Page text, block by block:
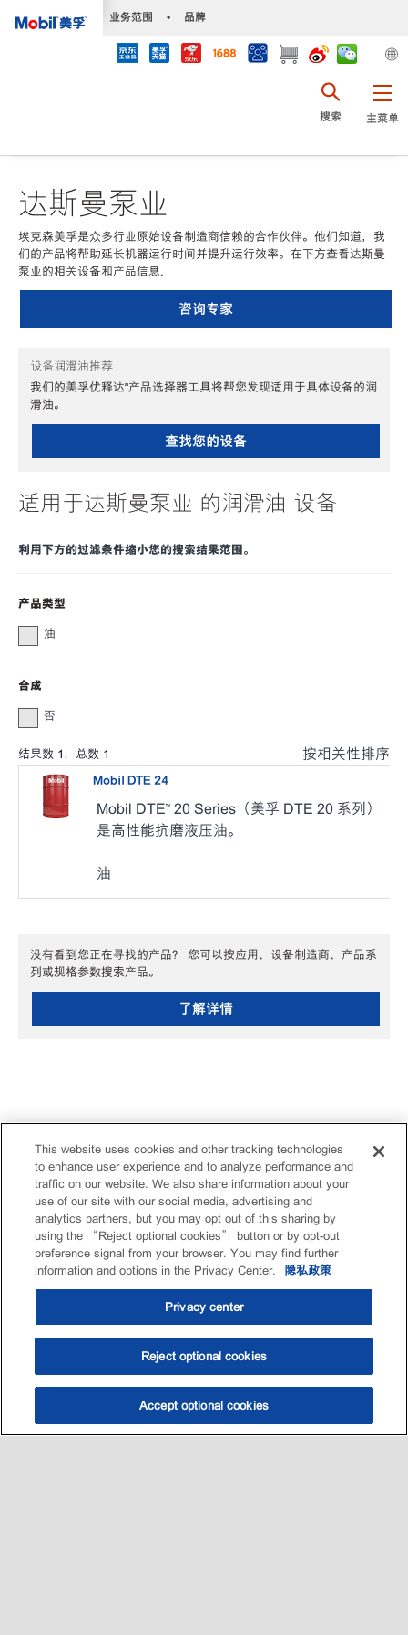
业务范围 • 品牌
主菜单
搜索
选油助手 查找门店
达斯曼泵业
埃克森美孚是众多行业原始设备制造商信赖的合作伙伴。他们知道，我
们的产品将帮助延长机器运行时间并提升运行效率。在下方查看达斯曼
泵业的相关设备和产品信息.
咨询专家
设备润滑油推荐
我们的美孚优释达℠产品选择器工具将帮您发现适用于具体设备的润
滑油。
查找您的设备
适用于达斯曼泵业 的润滑油 设备
利用下方的过滤条件缩小您的搜索结果范围。
产品类型
油
合成
否
结果数 1 ，总数 1 按相关性排序
Mobil DTE 24
Mobil DTE™ 20 Series（美孚 DTE 20 系列）
是高性能抗磨液压油。
油
没有看到您正在寻找的产品？ 您可以按应用、设备制造商、产品系
列或规格参数搜索产品。
了解详情
This website uses cookies and other tracking technologies
to enhance user experience and to analyze performance and
traffic on our website. We also share information about your
use of our site with our social media, advertising and
analytics partners, but you may opt out of this sharing by
using the “Reject optional cookies” button or by opt-out
preference signal from your browser. You may find further
information and options in the Privacy Center.
隐私政策
Privacy center
Reject optional cookies
Accept optional cookies